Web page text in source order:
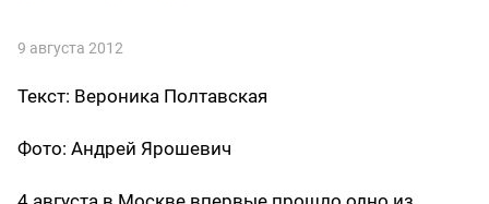
9 августа 2012
Текст: Вероника Полтавская
Фото: Андрей Ярошевич